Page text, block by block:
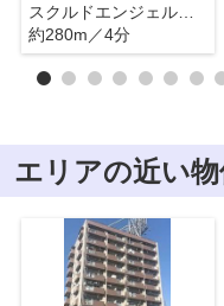
スクルドエンジェル保育園方南町園
約280m／4分
エリアの近い